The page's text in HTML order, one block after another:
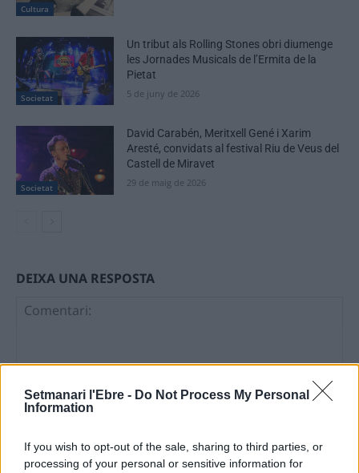
Setmanari l'Ebre - Do Not Process My Personal
Information
If you wish to opt-out of the sale, sharing to third parties, or
processing of your personal or sensitive information for
Cultura
Societat
Un tribut als Rolling Stones obri diumenge
les Jornades Musicals de l’Ermita de la
Pietat
5 de juny de 2026
Societat
David Carabén, Meritxell Gené i Xarim
Aresté, convidats al festival Riu de Veus del
Castell de Miravet
29 de maig de 2026
DEIXA UNA RESPOSTA